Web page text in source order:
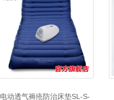
电动透气褥疮防治床垫SL-S-